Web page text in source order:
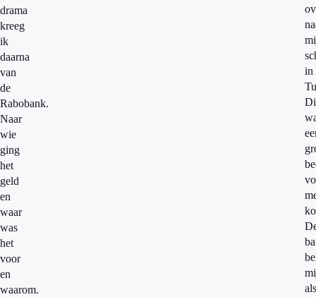
drama
kreeg
ik
daarna
van
de
Rabobank.
Naar
wie
ging
het
geld
en
waar
was
het
voor
en
waarom.
in
als